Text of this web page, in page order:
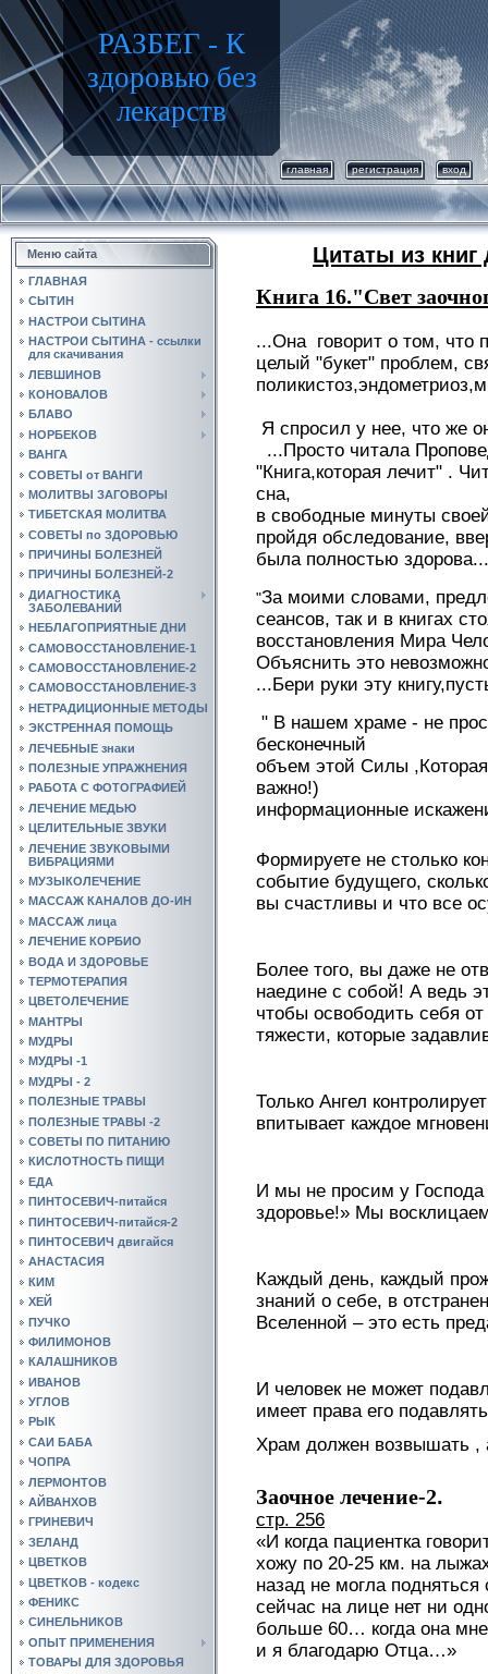
РАЗБЕГ - К
здоровью без
лекарств
главная регистрация вход
Меню сайта
ГЛАВНАЯ
СЫТИН
НАСТРОИ СЫТИНА
НАСТРОИ СЫТИНА - ссылки
для скачивания
ЛЕВШИНОВ
КОНОВАЛОВ
БЛАВО
НОРБЕКОВ
ВАНГА
СОВЕТЫ от ВАНГИ
МОЛИТВЫ ЗАГОВОРЫ
ТИБЕТСКАЯ МОЛИТВА
СОВЕТЫ по ЗДОРОВЬЮ
ПРИЧИНЫ БОЛЕЗНЕЙ
ПРИЧИНЫ БОЛЕЗНЕЙ-2
ДИАГНОСТИКА
ЗАБОЛЕВАНИЙ
НЕБЛАГОПРИЯТНЫЕ ДНИ
САМОВОССТАНОВЛЕНИЕ-1
САМОВОССТАНОВЛЕНИЕ-2
САМОВОССТАНОВЛЕНИЕ-3
НЕТРАДИЦИОННЫЕ МЕТОДЫ
ЭКСТРЕННАЯ ПОМОЩЬ
ЛЕЧЕБНЫЕ знаки
ПОЛЕЗНЫЕ УПРАЖНЕНИЯ
РАБОТА С ФОТОГРАФИЕЙ
ЛЕЧЕНИЕ МЕДЬЮ
ЦЕЛИТЕЛЬНЫЕ ЗВУКИ
ЛЕЧЕНИЕ ЗВУКОВЫМИ
ВИБРАЦИЯМИ
МУЗЫКОЛЕЧЕНИЕ
МАССАЖ КАНАЛОВ ДО-ИН
МАССАЖ лица
ЛЕЧЕНИЕ КОРБИО
ВОДА И ЗДОРОВЬЕ
ТЕРМОТЕРАПИЯ
ЦВЕТОЛЕЧЕНИЕ
МАНТРЫ
МУДРЫ
МУДРЫ -1
МУДРЫ - 2
ПОЛЕЗНЫЕ ТРАВЫ
ПОЛЕЗНЫЕ ТРАВЫ -2
СОВЕТЫ ПО ПИТАНИЮ
КИСЛОТНОСТЬ ПИЩИ
ЕДА
ПИНТОСЕВИЧ-питайся
ПИНТОСЕВИЧ-питайся-2
ПИНТОСЕВИЧ двигайся
АНАСТАСИЯ
КИМ
ХЕЙ
ПУЧКО
ФИЛИМОНОВ
КАЛАШНИКОВ
ИВАНОВ
УГЛОВ
РЫК
САИ БАБА
ЧОПРА
ЛЕРМОНТОВ
АЙВАНХОВ
ГРИНЕВИЧ
ЗЕЛАНД
ЦВЕТКОВ
ЦВЕТКОВ - кодекс
ФЕНИКС
СИНЕЛЬНИКОВ
ОПЫТ ПРИМЕНЕНИЯ
ТОВАРЫ ДЛЯ ЗДОРОВЬЯ
Цитаты из
Книга 16."Свет
...Она говорит о том, что
целый "букет" проблем,
Я спросил у нее, что же
...Просто читала
"Книга,которая лечит" .
сна,
в свободные минуты
пройдя обследование,
была полностью
"За моими словами,
сеансов, так и в книгах
восстановления Мира
Объяснить это
...Бери руки эту
" В нашем храме - не
бесконечный
объем этой Силы
важно!)
информационные
Формируете не столько
событие будущего,
вы счастливы и что все
Более того, вы даже не
наедине с собой! А ведь
чтобы освободить себя от
тяжести, которые
Только Ангел
впитывает каждое
И мы не просим у
здоровье!» Мы
Каждый день, каждый
знаний о себе, в
Вселенной – это есть
И человек не может
имеет права его подавлять
Храм должен возвышать ,
Заочное лечение-2.
стр. 256
«И когда пациентка
хожу по 20-25 км. на
назад не могла
сейчас на лице нет ни
больше 60… когда она мне
и я благодарю Отца…»